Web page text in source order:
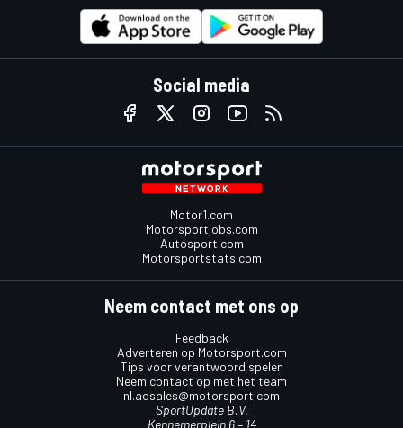
Social media
Motor1.com
Motorsportjobs.com
Autosport.com
Motorsportstats.com
Neem contact met ons op
Feedback
Adverteren op Motorsport.com
Tips voor verantwoord spelen
Neem contact op met het team
nl.adsales@motorsport.com
SportUpdate B.V.
Kennemerplein 6 – 14